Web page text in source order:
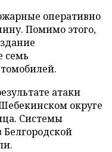
оперативно
Помимо этого,
семь
атаки
округе
Системы